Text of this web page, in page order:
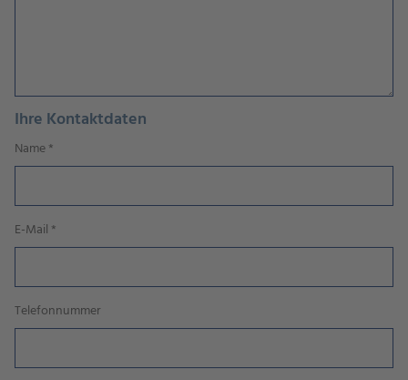
Ihre Kontaktdaten
Name*
E-Mail *
Telefonnummer